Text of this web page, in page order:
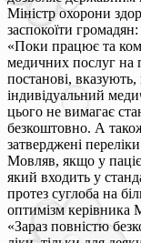
Міністр охорони
заспокоїти громадян:
«Поки працює та
медичних послуг на
постанові,
індивідуальний
цього не вимагає
безкоштовно. А
затверджені
Мовляв, якщо у
який входить у
протез суглоба на
оптимізм керівника
«Зараз повністю